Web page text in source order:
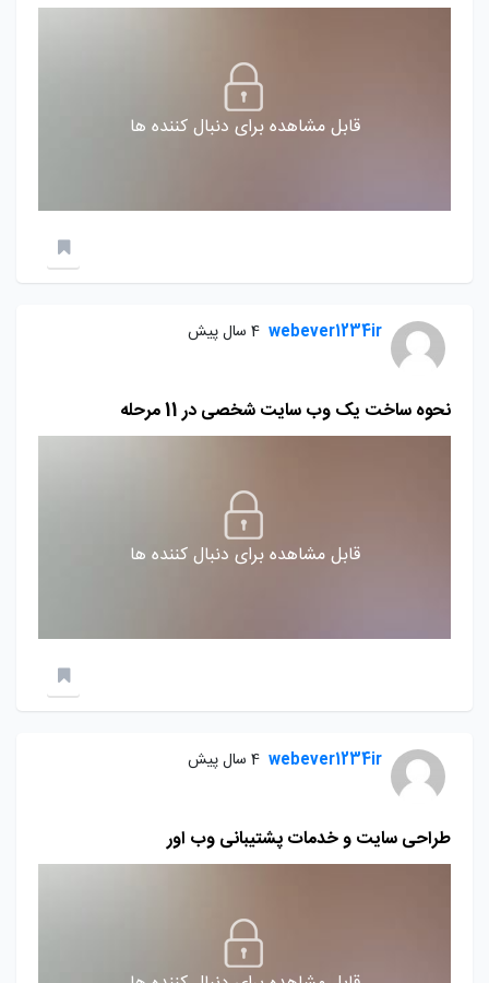
قابل مشاهده برای دنبال کننده ها
webever1234ir 4 سال پیش
نحوه ساخت یک وب سایت شخصی در 11 مرحله
قابل مشاهده برای دنبال کننده ها
webever1234ir 4 سال پیش
طراحی سایت و خدمات پشتیبانی وب اور